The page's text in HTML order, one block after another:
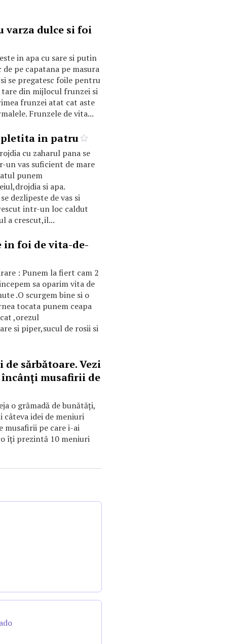
varza dulce si foi
in apa cu sare si putin
de pe capatana pe masura
se pregatesc foile pentru
din mijlocul frunzei si
frunzei atat cat aste
Frunzele de vita...
in patru
cu zaharul pana se
un vas suficient de mare
punem
si apa.
dezlipeste de vas si
intr-un loc caldut
a crescut,il...
in foi de vita-de-
: Punem la fiert cam 2
sa oparim vita de
.O scurgem bine si o
tocata punem ceapa
,orezul
si piper,sucul de rosii si
de sărbătoare. Vezi
încânţi musafirii de
o grămadă de bunătăţi,
câteva idei de meniuri
musafirii pe care i-ai
îţi prezintă 10 meniuri